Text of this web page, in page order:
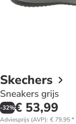
Skechers
Sneakers grijs
-32%€ 53,99
Adviesprijs (AVP): € 79,95*